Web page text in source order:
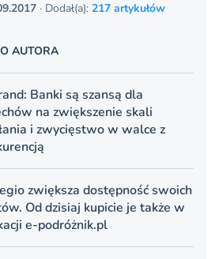
· Dodał(a): 217 artykułów
AUTORA
Banki są szansą dla
na zwiększenie skali
i zwycięstwo w walce z
zwiększa dostępność swoich
Od dzisiaj kupicie je także w
e-podróżnik.pl